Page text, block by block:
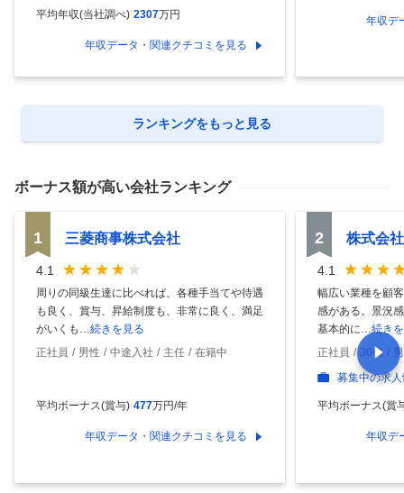
平均年収(当社調べ) 2307万円
年収データ・関連クチコミを見る
年収デ
ランキングをもっと見る
ボーナス額が高い会社ランキング
1 三菱商事株式会社
4.1
周りの同級生達に比べれば、各種手当てや待遇
も良く、賞与、昇給制度も、非常に良く、満足
がいくも …続きを見る
正社員
男性 中途入社 主任 在籍中
平均ボーナス(賞与) 477万円/年
年収データ・関連クチコミを見る
2 株式会
4.1
幅広い業種を顧
感がある。景況
基本的に…続き
正社員
30代
募集中の求
平均ボーナス(賞
年収デ